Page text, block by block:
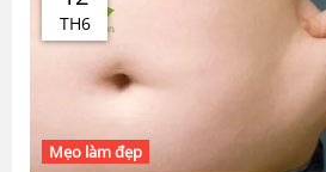
TH6
Mẹo làm đẹp